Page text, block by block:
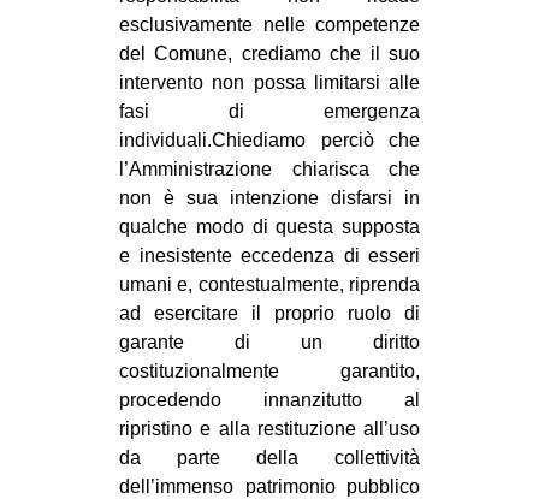
esclusivamente nelle competenze
del Comune, crediamo che il suo
intervento non possa limitarsi alle
fasi di emergenza
individuali.Chiediamo perciò che
l’Amministrazione chiarisca che
non è sua intenzione disfarsi in
qualche modo di questa supposta
e inesistente eccedenza di esseri
umani e, contestualmente, riprenda
ad esercitare il proprio ruolo di
garante di un diritto
costituzionalmente garantito,
procedendo innanzitutto al
ripristino e alla restituzione all’uso
da parte della collettività
dell’immenso patrimonio pubblico